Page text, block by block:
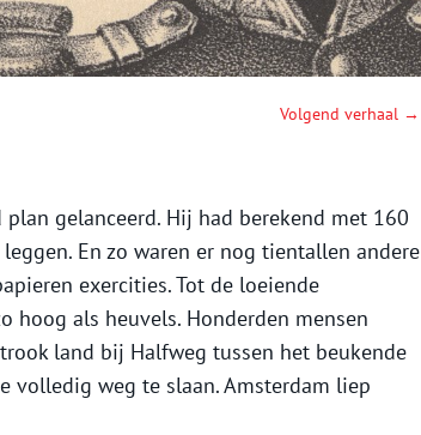
Volgend verhaal →
gelanceerd. Hij had berekend met 160
En zo waren er nog tientallen andere
exercities. Tot de loeiende
hoog als heuvels. Honderden mensen
land bij Halfweg tussen het beukende
volledig weg te slaan. Amsterdam liep